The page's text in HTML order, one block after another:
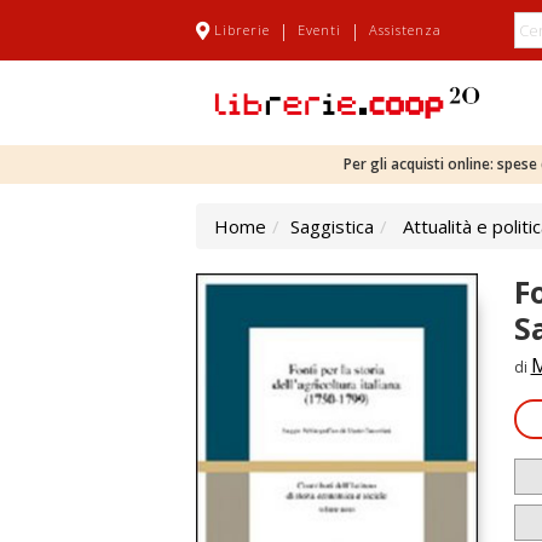
Librerie | Eventi | Assistenza
Per gli acquisti online:
Home Saggistica Attualità e
di